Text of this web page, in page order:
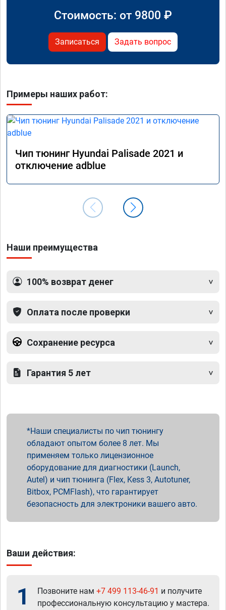
Стоимость: от 9800 ₽
Записаться Задать вопрос
Примеры наших работ:
Чип тюнинг Hyundai Palisade 2021 и
отключение adblue
Наши преимущества
100% возврат денег
Оплата после проверки
Сохранение ресурса
Гарантия 5 лет
Наши специалисты по чип тюнингу
обладают опытом более 8 лет. Мы
применяем только лицензионное
оборудование для диагностики (Launch,
Autel) и чип тюнинга (Flex, Kess 3, Autotuner,
Bitbox, PCMFlash), что гарантирует
безопасность для электроники вашего авто.
Ваши действия:
1 Позвоните нам +7 499 113-46-91 и получите
профессиональную консультацию у мастера.